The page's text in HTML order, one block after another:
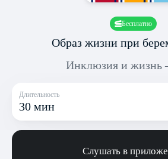
Бесплатно
Образ жизни при
Инклюзия и
Длительность
30 мин
Слушать в